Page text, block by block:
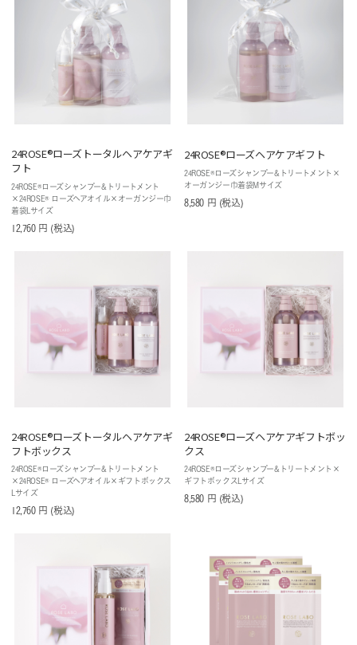
24ROSE®️ローズトータルヘアケアギ
フト
24ROSE®ローズシャンプー&トリートメント
×24ROSE® ローズヘアオイル×オーガンジー巾
着袋Lサイズ
12,760 円 (税込)
24ROSE®️ローズヘアケアギフト
24ROSE®ローズシャンプー&トリートメント×
オーガンジー巾着袋Mサイズ
8,580 円 (税込)
24ROSE®️ローズトータルヘアケアギ
フトボックス
24ROSE®ローズシャンプー&トリートメント
×24ROSE® ローズヘアオイル×ギフトボックス
Lサイズ
12,760 円 (税込)
24ROSE®️ローズヘアケアギフトボッ
クス
24ROSE®ローズシャンプー&トリートメント×
ギフトボックスLサイズ
8,580 円 (税込)